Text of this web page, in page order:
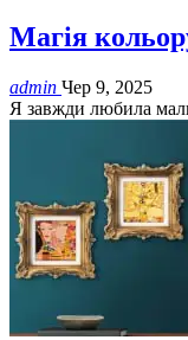
Магія
admin Чер 9, 2025
Я завжди любила